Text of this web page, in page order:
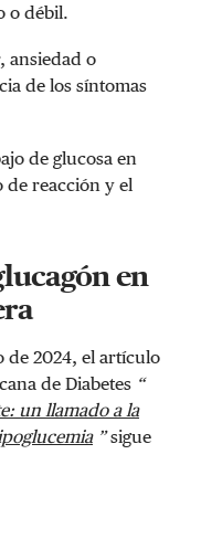
o débil.
ansiedad o
de los síntomas
de glucosa en
de reacción y el
en
de 2024, el artículo
de Diabetes “
un llamado a la
” sigue